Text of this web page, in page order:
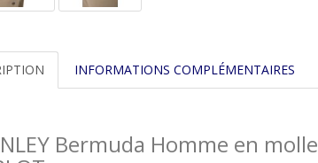
INFORMATIONS COMPLÉMENTAIRES
Bermuda Homme en